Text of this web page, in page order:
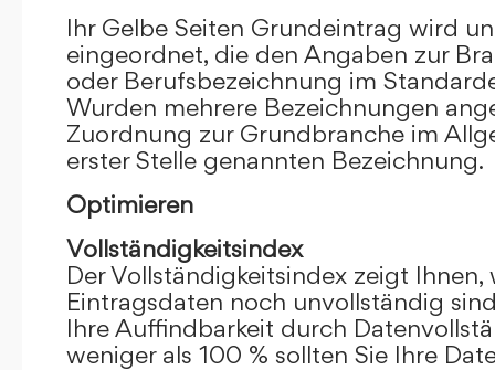
Ihr Gelbe Seiten Grundeintrag wird
eingeordnet, die den Angaben zur
oder Berufsbezeichnung im
Wurden mehrere Bezeichnungen
Zuordnung zur Grundbranche im
erster Stelle genannten Bezeichnung.
Optimieren
Vollständigkeitsindex
Der Vollständigkeitsindex zeigt
Eintragsdaten noch unvollständig
Ihre Auffindbarkeit durch
weniger als 100 % sollten Sie Ihre